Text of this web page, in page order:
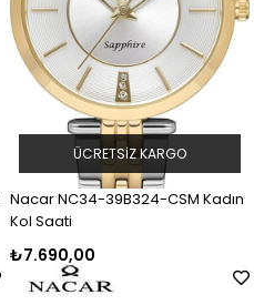
Nacar NC34-39B324-CSM Kadın
Kol Saati
₺7.690,00
ÜCRETSIZ KARGO